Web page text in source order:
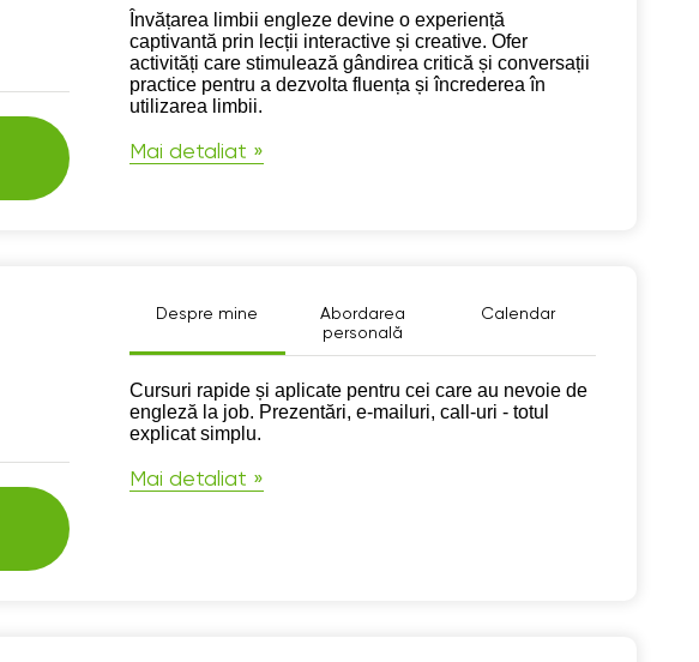
Despre mine
Învățarea limbii engleze devine o experiență
captivantă prin lecții interactive și creative. Ofer
activități care stimulează gândirea critică și conversații
practice pentru a dezvolta fluența și încrederea în
utilizarea limbii.
Mai detaliat »
Despre mine
Abordarea
personală
Calendar
Despre mine
Cursuri rapide și aplicate pentru cei care au nevoie de
engleză la job. Prezentări, e-mailuri, call-uri - totul
explicat simplu.
Mai detaliat »